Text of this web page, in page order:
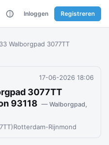
Inloggen Registreren
Walborgpad 3077TT
17-06-2026 18:06
3077TT
93118 — Walborgpad,
Rotterdam-Rijnmond